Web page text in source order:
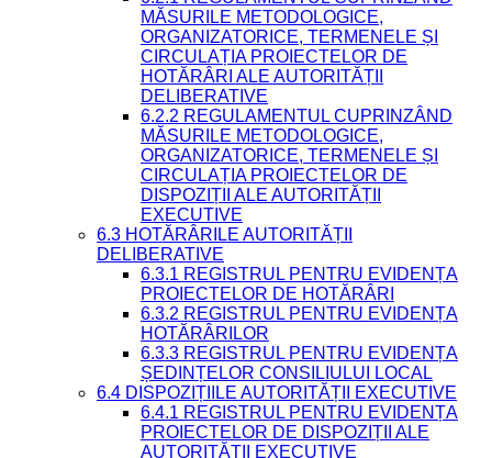
MĂSURILE METODOLOGICE,
ORGANIZATORICE, TERMENELE ȘI
CIRCULAȚIA PROIECTELOR DE
HOTĂRÂRI ALE AUTORITĂȚII
DELIBERATIVE
6.2.2 REGULAMENTUL CUPRINZÂND
MĂSURILE METODOLOGICE,
ORGANIZATORICE, TERMENELE ȘI
CIRCULAȚIA PROIECTELOR DE
DISPOZIȚII ALE AUTORITĂȚII
EXECUTIVE
6.3 HOTĂRÂRILE AUTORITĂȚII
DELIBERATIVE
6.3.1 REGISTRUL PENTRU EVIDENȚA
PROIECTELOR DE HOTĂRÂRI
6.3.2 REGISTRUL PENTRU EVIDENȚA
HOTĂRÂRILOR
6.3.3 REGISTRUL PENTRU EVIDENȚA
ȘEDINȚELOR CONSILIULUI LOCAL
6.4 DISPOZIȚIILE AUTORITĂȚII EXECUTIVE
6.4.1 REGISTRUL PENTRU EVIDENȚA
PROIECTELOR DE DISPOZIȚII ALE
AUTORITĂȚII EXECUTIVE